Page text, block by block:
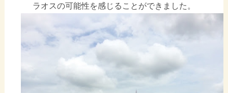
ラオスの可能性を感じることができました。